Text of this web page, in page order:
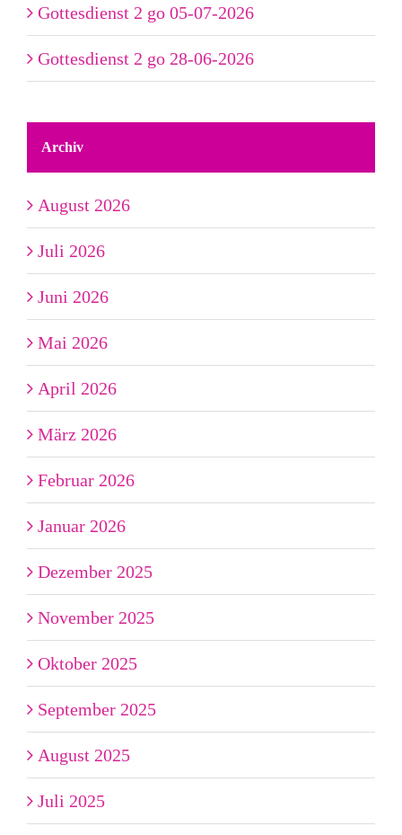
Gottesdienst 2 go 05-07-2026
Gottesdienst 2 go 28-06-2026
Archiv
August 2026
Juli 2026
Juni 2026
Mai 2026
April 2026
März 2026
Februar 2026
Januar 2026
Dezember 2025
November 2025
Oktober 2025
September 2025
August 2025
Juli 2025